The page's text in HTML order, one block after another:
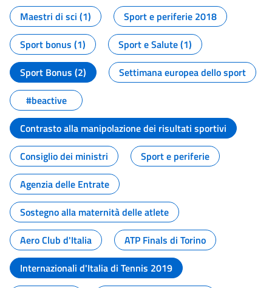
Maestri di sci (1)
Sport e periferie 2018
Sport bonus (1)
Sport e Salute (1)
Sport Bonus (2)
Settimana europea dello sport
#beactive
Contrasto alla manipolazione dei risultati sportivi
Consiglio dei ministri
Sport e periferie
Agenzia delle Entrate
Sostegno alla maternità delle atlete
Aero Club d'Italia
ATP Finals di Torino
Internazionali d'Italia di Tennis 2019